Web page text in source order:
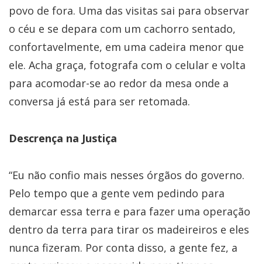
povo de fora. Uma das visitas sai para observar
o céu e se depara com um cachorro sentado,
confortavelmente, em uma cadeira menor que
ele. Acha graça, fotografa com o celular e volta
para acomodar-se ao redor da mesa onde a
conversa já está para ser retomada.
Descrença na Justiça
“Eu não confio mais nesses órgãos do governo.
Pelo tempo que a gente vem pedindo para
demarcar essa terra e para fazer uma operação
dentro da terra para tirar os madeireiros e eles
nunca fizeram. Por conta disso, a gente fez, a